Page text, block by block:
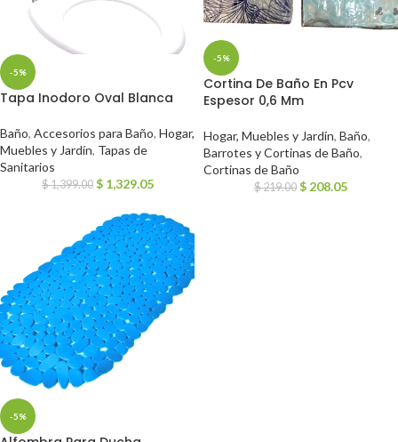
-5%
Tapa Inodoro Oval Blanca
Baño, Accesorios para Baño, Hogar,
Muebles y Jardín, Tapas de
Sanitarios
$1,399.00 $ 1,329.05
-5%
Cortina De Baño En Pcv
Espesor 0,6 Mm
Hogar, Muebles y Jardín, Baño,
Barrotes y Cortinas de Baño,
Cortinas de Baño
$219.00 $ 208.05
-5%